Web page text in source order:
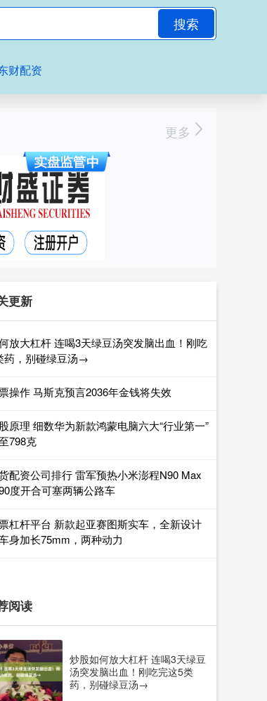
搜索
财配资
更多
更新
放大杠杆 连喝3天绿豆汤突发脑出血！刚吃
药，别碰绿豆汤→
操作 马斯克预言2036年金钱将失效
原理 细数华为新款鸿蒙电脑六大“行业第一”
798克
配资公司排行 雷军预热小米澎程N90 Max
度开合可塞两辆公路车
杠杆平台 新款起亚赛图斯实车，全新设计
身加长75mm，两种动力
阅读
炒股如何放大杠杆 连喝3天绿豆
汤突发脑出血！刚吃完这5类
药，别碰绿豆汤→